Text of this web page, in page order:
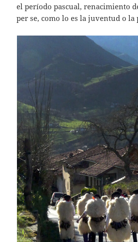
el período pascual, renacimiento
per se, como lo es la juventud o la